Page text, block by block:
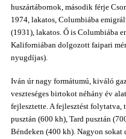
huszártábornok, második férje
1974, lakatos, Columbiába
(1931), lakatos. Ő is Columbiába
Kaliforniában dolgozott faipari
nyugdíjas).
Iván úr nagy formátumú, kiváló
veszteséges birtokot néhány év
fejlesztette. A fejlesztést folytatva,
pusztán (600 kh), Tard pusztán
Béndeken (400 kh). Nagyon